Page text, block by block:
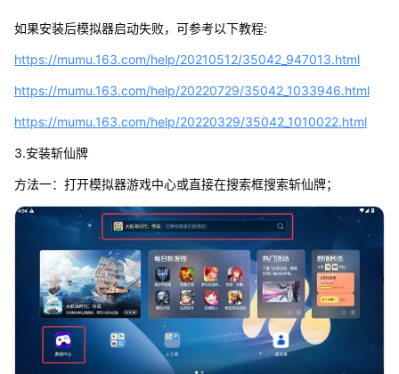
如果安装后模拟器启动失败，可参考以下教程:
https://mumu.163.com/help/20210512/35042_947013.html
https://mumu.163.com/help/20220729/35042_1033946.html
https://mumu.163.com/help/20220329/35042_1010022.html
3.安装斩仙牌
方法一：打开模拟器游戏中心或直接在搜索框搜索斩仙牌；